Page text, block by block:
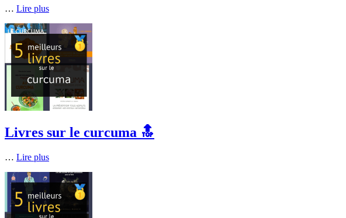
… Lire plus
Livres sur le curcuma 🔝
… Lire plus